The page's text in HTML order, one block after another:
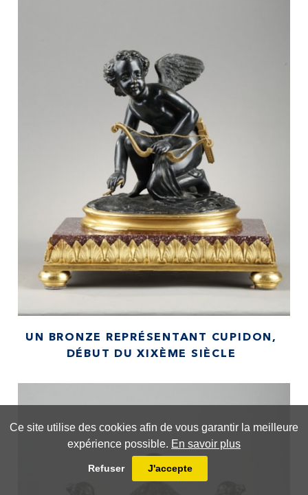
Ce site utilise des cookies afin de vous garantir la meilleure
expérience possible. En savoir plus
Refuser J'accepte
UN BRONZE REPRÉSENTANT CUPIDON,
DÉBUT DU XIXÈME SIÈCLE